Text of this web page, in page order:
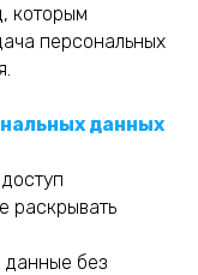
которым
персональных
данных
раскрывать
данные без